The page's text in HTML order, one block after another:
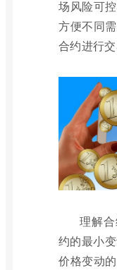
场风险可
方便不同
合约进行交
理解
约的最小
价格变动